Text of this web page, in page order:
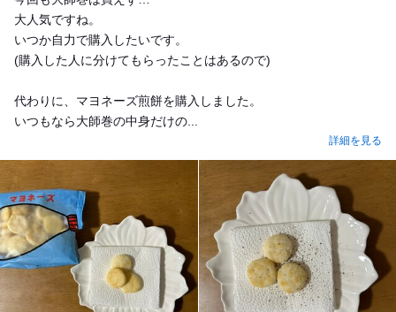
大人気ですね。
いつか自力で購入したいです。
(購入した人に分けてもらったことはあるので)
代わりに、マヨネーズ煎餅を購入しました。
いつもなら大師巻の中身だけの...
詳細を見る